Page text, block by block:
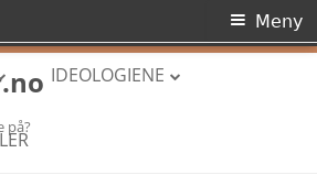
på?
Meny
IDEOLOGIENE